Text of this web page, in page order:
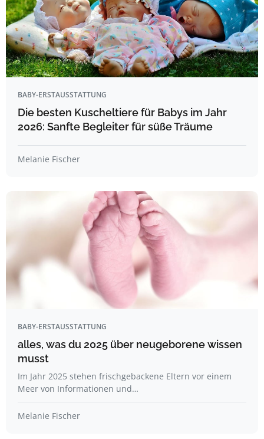
BABY-ERSTAUSSTATTUNG
Die besten Kuscheltiere für Babys im Jahr
2026: Sanfte Begleiter für süße Träume
Melanie Fischer
BABY-ERSTAUSSTATTUNG
alles, was du 2025 über neugeborene wissen
musst
Im Jahr 2025 stehen frischgebackene Eltern vor einem
Meer von Informationen und…
Melanie Fischer